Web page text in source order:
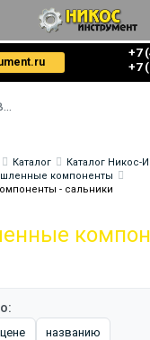
+7
‎‎+7
Каталог
Каталог Никос-
компоненты
- сальники
цене названию